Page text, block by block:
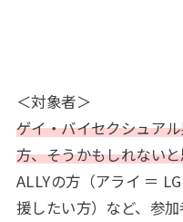
＜対象者＞
ゲイ・バイセクシュア
方、そうかもしれない
ALLYの方（アライ ＝
援したい方）など、参